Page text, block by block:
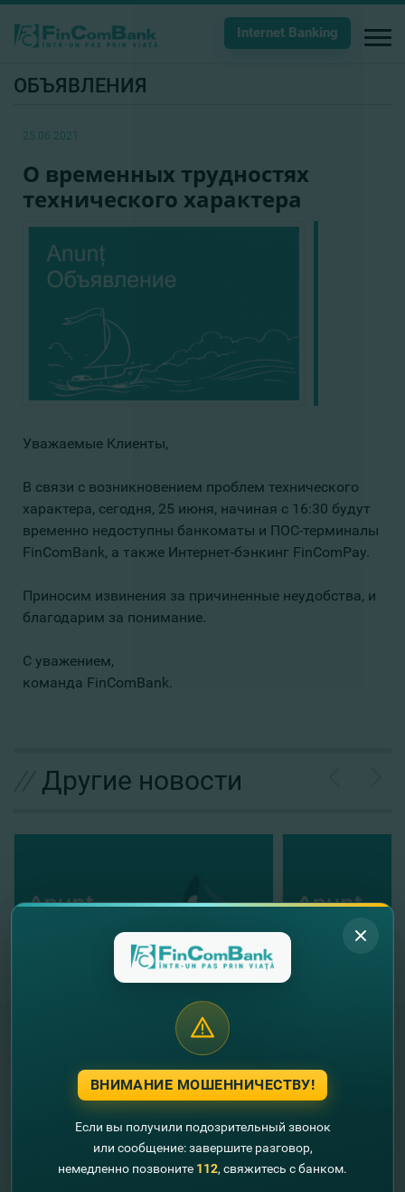
Internet Banking
ОБЪЯВЛЕНИЯ
25.06.2021
О временных трудностях
технического характера
Уважаемые Клиенты,
В связи с возникновением проблем технического
характера, сегодня, 25 июня, начиная с 16:30 будут
временно недоступны банкоматы и ПОС-терминалы
FinComBank, а также Интернет-бэнкинг FinComPay.
Приносим извинения за причиненные неудобства, и
благодарим за понимание.
С уважением,
команда FinComBank.
Другие новости
"FinComBank" S.A. является членом
Республики Молдова
FinComPay Mobile
ВНИМАНИЕ МОШЕННИЧЕСТВУ!
Если вы получили подозрительный звонок
или сообщение: завершите разговор,
немедленно позвоните 112, свяжитесь с банком.